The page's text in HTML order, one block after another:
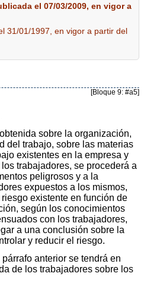
el 07/03/2009, en vigor a
31/01/1997, en vigor a partir del
[Bloque 9: #a5]
sobre la organización,
del trabajo, sobre las materias
existentes en la empresa y
trabajadores, se procederá a
peligrosos y a la
expuestos a los mismos,
existente en función de
según los conocimientos
con los trabajadores,
a una conclusión sobre la
y reducir el riesgo.
anterior se tendrá en
de los trabajadores sobre los